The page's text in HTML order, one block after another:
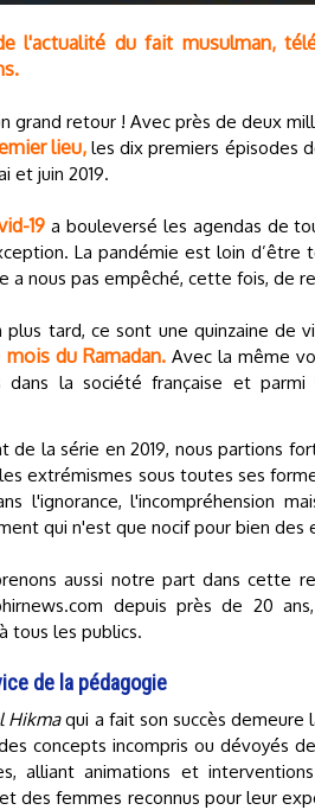
l'actualité du fait musulman,
grand retour ! Avec près de deux
lieu, les dix premiers épisodes
et juin 2019.
19a bouleversé les agendas de
La pandémie est loin d’être
a nous pas empêché, cette fois, de
plus tard, ce sont une quinzaine de
mois du Ramadan.Avec la même
dans la société française et parmi
de la série en 2019, nous partions
extrémismes sous toutes ses
l'ignorance, l'incompréhension
qui n'est que nocif pour bien des
aussi notre part dans cette
depuis près de 20
tous les publics.
de la pédagogie
Hikmaqui a fait son succès demeure
concepts incompris ou dévoyés
alliant animations et
des femmes reconnus pour leur